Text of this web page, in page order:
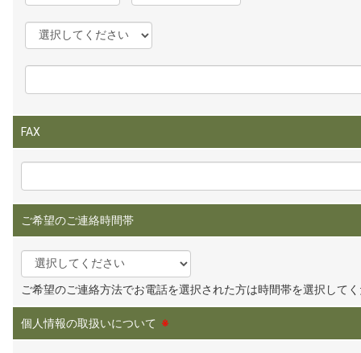
FAX
ご希望のご連絡時間帯
ご希望のご連絡方法でお電話を選択された方は時間帯を選択して
個人情報の取扱いについて ※